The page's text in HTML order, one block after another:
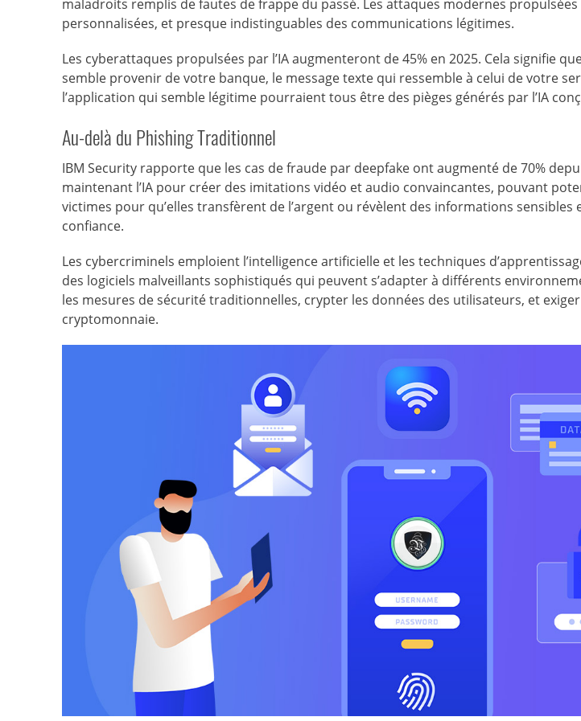
maladroits remplis de fautes de frappe du passé. Les attaques modernes propulsées
personnalisées, et presque indistinguables des communications légitimes.
Les cyberattaques propulsées par l’IA augmenteront de 45% en 2025. Cela signifie
semble provenir de votre banque, le message texte qui ressemble à celui de votre
l’application qui semble légitime pourraient tous être des pièges générés par l’IA
Au-delà du Phishing Traditionnel
IBM Security rapporte que les cas de fraude par deepfake ont augmenté de 70%
maintenant l’IA pour créer des imitations vidéo et audio convaincantes, pouvant
victimes pour qu’elles transfèrent de l’argent ou révèlent des informations
confiance.
Les cybercriminels emploient l’intelligence artificielle et les techniques
des logiciels malveillants sophistiqués qui peuvent s’adapter à différents
les mesures de sécurité traditionnelles, crypter les données des utilisateurs, et
cryptomonnaie.